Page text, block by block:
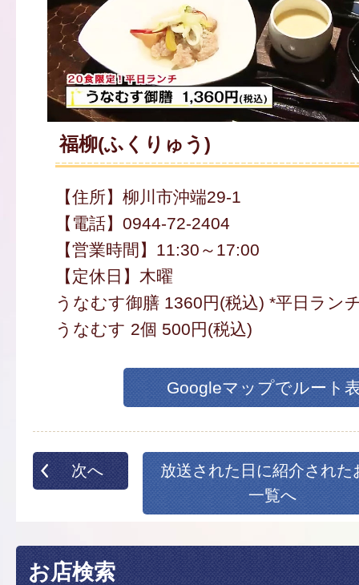
福柳(ふくりゅう)
【住所】柳川市沖端29-1
【電話】0944-72-2404
【営業時間】11:30～17:00
【定休日】木曜
うなむす御膳 1360円(税込) *平日ラン
うなむす 2個 500円(税込)
Googleマップでルート
次へ
放送された日に紹介された
一覧へ
お店検索